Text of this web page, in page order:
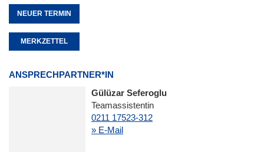
NEUER TERMIN
MERKZETTEL
ANSPRECHPARTNER*IN
Gülüzar Seferoglu
Teamassistentin
0211 17523-312
» E-Mail